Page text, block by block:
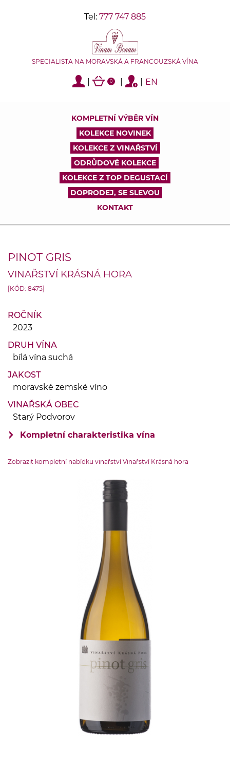
Tel: 777 747 885
SPECIALISTA NA MORAVSKÁ A FRANCOUZSKÁ VÍNA
0 EN
KOMPLETNÍ VÝBĚR VÍN
KOLEKCE NOVINEK
KOLEKCE Z VINAŘSTVÍ
ODRŮDOVÉ KOLEKCE
KOLEKCE Z TOP DEGUSTACÍ
DOPRODEJ, SE SLEVOU
KONTAKT
PINOT GRIS
VINAŘSTVÍ KRÁSNÁ HORA
[KÓD: 8475]
ROČNÍK
2023
DRUH VÍNA
bílá vína suchá
JAKOST
moravské zemské víno
VINAŘSKÁ OBEC
Starý Podvorov
Kompletní charakteristika vína
neurčena
OBSAH ALKOHOLU:
Zobrazit kompletní nabídku vinařství Vinařství Krásná hora